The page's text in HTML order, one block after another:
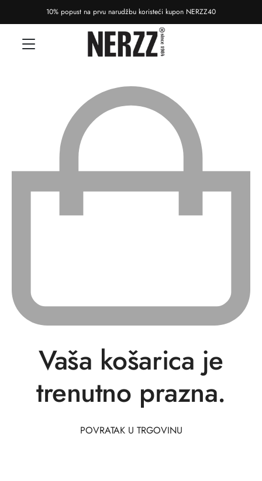
10% popust na prvu narudžbu koristeći kupon NERZZ40
Vaša košarica je
trenutno prazna.
POVRATAK U TRGOVINU